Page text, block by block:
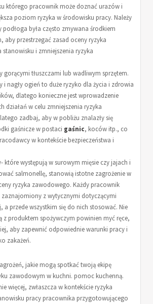
którego pracownik może doznać urazów i
poziom ryzyka w środowisku pracy. Należy
była często zmywana środkiem
aby przestrzegać zasad oceny ryzyka
i zmniejszenia ryzyka
gorącymi tłuszczami lub wadliwym sprzętem.
i nagły ogień to duże ryzyko dla życia i zdrowia
dlatego konieczne jest wprowadzenie
działań w celu zmniejszenia ryzyka
zadbaj, aby w pobliżu znalazły się
gaśnicze w postaci gaśnic, koców itp., co
w kontekście bezpieczeństwa i
które występują w surowym mięsie czy jajach i
salmonellę, stanowią istotne zagrożenie w
ryzyka zawodowego. Każdy pracownik
z wytycznymi dotyczącymi
a przede wszystkim się do nich stosować. Nie
z produktem spożywczym powinien myć ręce,
aby zapewnić odpowiednie warunki pracy i
zakażeń.
jakie mogą spotkać twoją ekipę
zawodowym w kuchni. pomoc kuchenną.
więcej, zwłaszcza w kontekście ryzyka
pracy pracownika przygotowującego